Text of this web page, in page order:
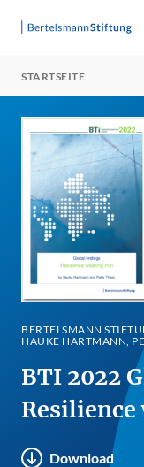
STARTSEITE
BERTELSMANN
HAUKE HARTMANN,
BTI 2022
Download